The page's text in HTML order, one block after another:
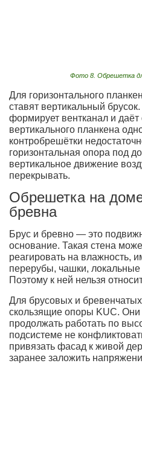
Фото 8. Обрешетка
Для горизонтального
ставят вертикальный
формирует вентканал и
вертикального планкена
контробрешётки
горизонтальная опора под
вертикальное движение
перекрывать.
Обрешетка на
бревна
Брус и бревно — это
основание. Такая стена
реагировать на влажность,
перерубы, чашки, локальные
Поэтому к ней нельзя
Для брусовых и
скользящие опоры KUC. Они
продолжать работать по
подсистеме не
привязать фасад к живой
заранее заложить